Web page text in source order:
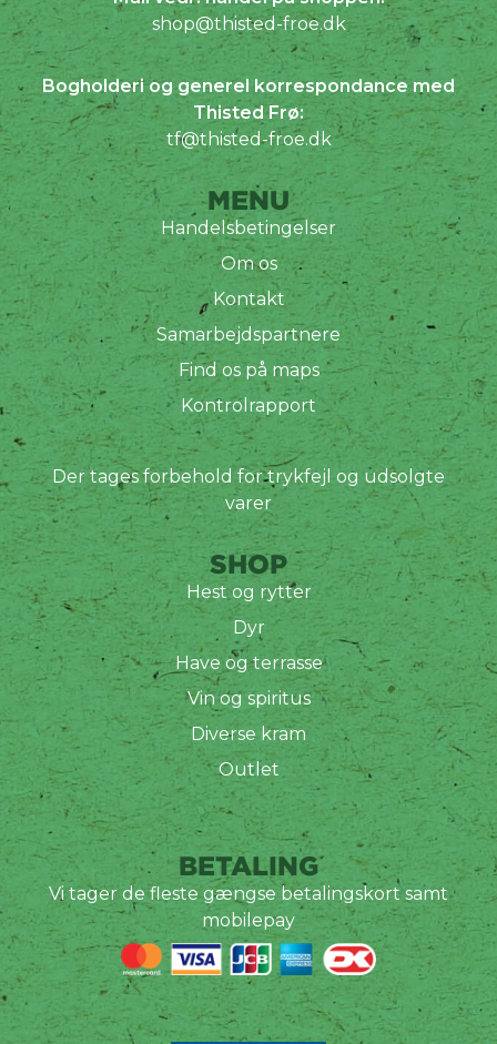
shop@thisted-froe.dk
Bogholderi og generel korrespondance med
Thisted Frø:
tf@thisted-froe.dk
MENU
Handelsbetingelser
Om os
Kontakt
Samarbejdspartnere
Find os på maps
Kontrolrapport
Der tages forbehold for trykfejl og udsolgte
varer
SHOP
Hest og rytter
Dyr
Have og terrasse
Vin og spiritus
Diverse kram
Outlet
BETALING
Vi tager de fleste gængse betalingskort samt
mobilepay